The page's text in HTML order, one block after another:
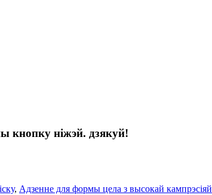
кнопку ніжэй. дзякуй!
, Адзенне для формы цела з высокай кампрэсіяй